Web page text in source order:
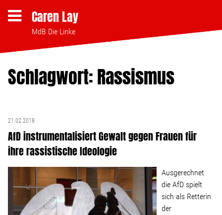
Caren Lay
MdB Die Linke
Themen
Clubsterben stoppen
Strukturwandel
Bodenpolitik
Schlagwort: Rassismus
21.02.2018
AfD instrumentalisiert Gewalt gegen Frauen für
ihre rassistische Ideologie
Ausgerechnet
die AfD spielt
sich als Retterin
der